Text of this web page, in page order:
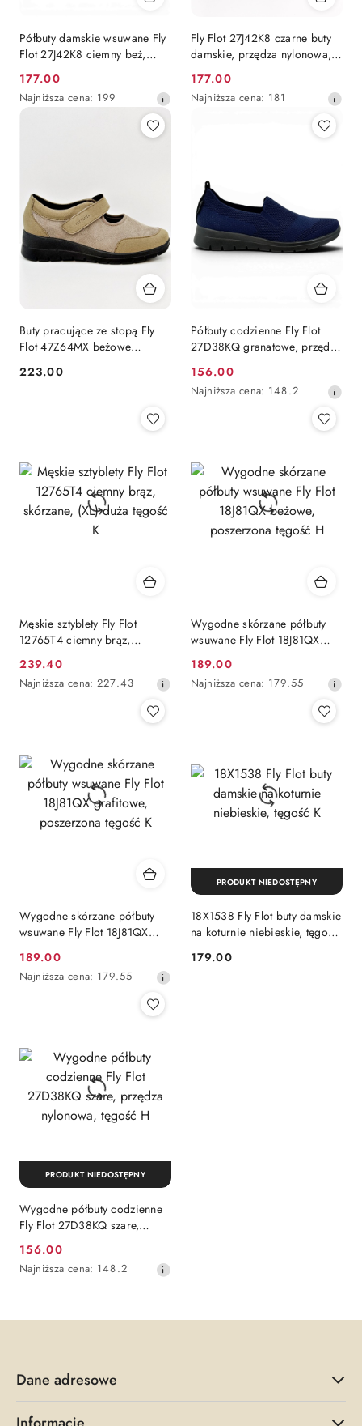
Półbuty damskie wsuwane Fly
Flot 27J42K8 ciemny beż,
przędza nylonowa, tęgość H
Cena
promocyjna:
177.00
Najniższa
Najniższa cena: 199
Fly Flot 27J42K8 czarne buty
damskie, przędza nylonowa,
zero ucisku, tęgość H
Cena
promocyjna:
177.00
Najniższa
obniżką
Najniższa cena: 181
Buty pracujące ze stopą Fly
Flot 47Z64MX beżowe
tęgość H-K
Cena:
223.00
Półbuty codzienne Fly Flot
27D38KQ granatowe, przędza
Cena
promocyjna:
156.00
Najniższa
przed
obniżką
Najniższa cena: 148.2
Męskie sztyblety Fly Flot
12765T4 ciemny brąz,
Cena
promocyjna:
239.40
Najniższa
przed
obniżką
Najniższa cena: 227.43
Wygodne skórzane półbuty
wsuwane Fly Flot 18J81QX
Cena
promocyjna:
189.00
Najniższa
obniżką
Najniższa cena: 179.55
Wygodne skórzane półbuty
wsuwane Fly Flot 18J81QX
K
Cena
promocyjna:
189.00
Najniższa
przed
obniżką
Najniższa cena: 179.55
18X1538 Fly Flot buty damskie
na koturnie niebieskie, tęgość
Cena:
179.00
PRODUKT NIEDOSTĘPNY
Wygodne półbuty codzienne
Fly Flot 27D38KQ szare,
Cena
promocyjna:
156.00
Najniższa
Najniższa cena: 148.2
PRODUKT NIEDOSTĘPNY
Dane adresowe